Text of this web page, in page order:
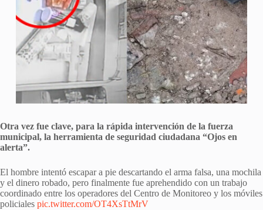
Otra vez fue clave, para la rápida intervención de la fuerza
municipal, la herramienta de seguridad ciudadana “Ojos en
alerta”.
El hombre intentó escapar a pie descartando el arma falsa, una mochila
y el dinero robado, pero finalmente fue aprehendido con un trabajo
coordinado entre los operadores del Centro de Monitoreo y los móviles
policiales pic.twitter.com/OT4XsTtMrV